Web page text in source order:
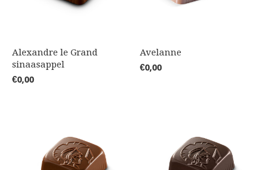
Alexandre le Grand
sinaasappel
€0,00
Avelanne
€0,00